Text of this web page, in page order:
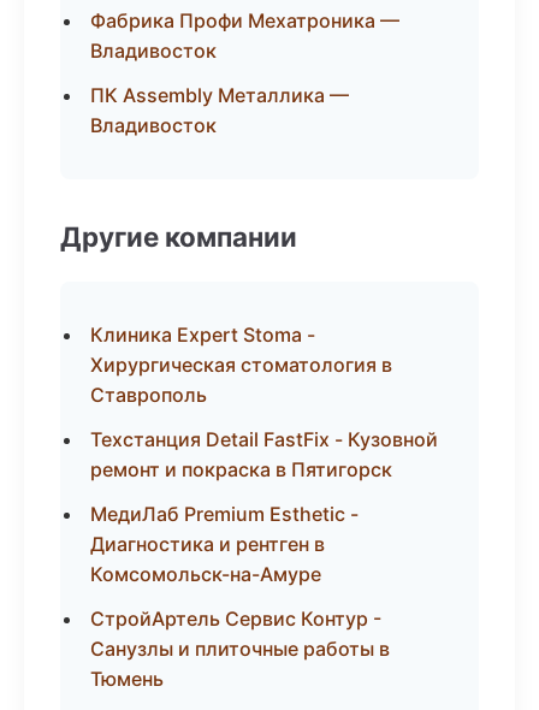
Фабрика Профи Мехатроника —
Владивосток
ПК Assembly Металлика —
Владивосток
Другие компании
Клиника Expert Stoma -
Хирургическая стоматология в
Ставрополь
Техстанция Detail FastFix - Кузовной
ремонт и покраска в Пятигорск
МедиЛаб Premium Esthetic -
Диагностика и рентген в
Комсомольск-на-Амуре
СтройАртель Сервис Контур -
Санузлы и плиточные работы в
Тюмень